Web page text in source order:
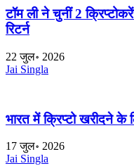
टॉम ली ने चुनीं 2
रिटर्न
22 जुल॰ 2026
Jai Singla
भारत में क्रिप्टो खरीदने के
17 जुल॰ 2026
Jai Singla